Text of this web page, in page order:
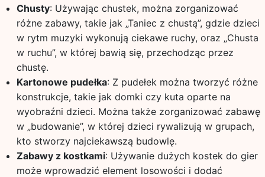
Chusty: Używając chustek, można zorganizować
różne zabawy, takie jak „Taniec z chustą”, gdzie dzieci
w rytm muzyki wykonują ciekawe ruchy, oraz „Chusta
w ruchu”, w której bawią się, przechodząc przez
chustę.
Kartonowe pudełka: Z pudełek można tworzyć różne
konstrukcje, takie jak domki czy kuta oparte na
wyobraźni dzieci. Można także zorganizować zabawę
w „budowanie”, w której dzieci rywalizują w grupach,
kto stworzy najciekawszą budowlę.
Zabawy z kostkami: Używanie dużych kostek do gier
może wprowadzić element losowości i dodać